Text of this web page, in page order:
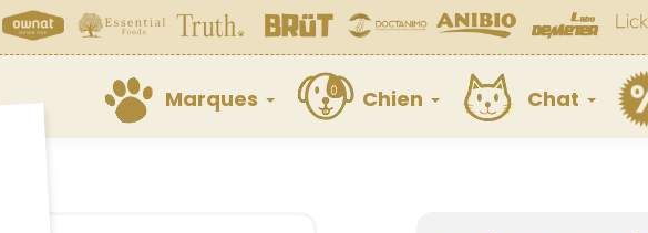
Marques Chien Chat